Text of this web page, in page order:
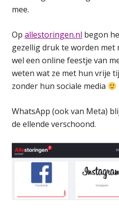
mee.
Opallestoringen.nl begon
gezellig druk te worden met
wel een online feestje van
weten wat ze met hun vrije
zonder hun sociale media
WhatsApp (ook van Meta)
de ellende verschoond.